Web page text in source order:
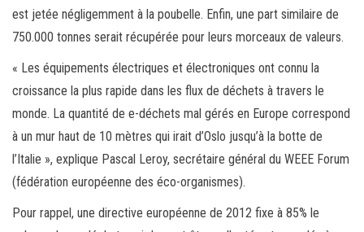
est jetée négligemment à la poubelle. Enfin, une part similaire de
750.000 tonnes serait récupérée pour leurs morceaux de valeurs.
« Les équipements électriques et électroniques ont connu la
croissance la plus rapide dans les flux de déchets à travers le
monde. La quantité de e-déchets mal gérés en Europe correspond
à un mur haut de 10 mètres qui irait d’Oslo jusqu’à la botte de
l’Italie », explique Pascal Leroy, secrétaire général du WEEE Forum
(fédération européenne des éco-organismes).
Pour rappel, une directive européenne de 2012 fixe à 85% le